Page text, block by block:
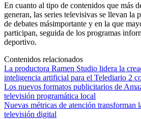
En cuanto al tipo de contenidos que más
generan, las series televisivas se llevan la
de debates másimportante y en la que
participan, seguida de los programas
deportivo.
Contenidos relacionados
La productora Ramen Studio lidera la
inteligencia artificial para el Telediario 2
Los nuevos formatos publicitarios de
televisión programática local
Nuevas métricas de atención transforman
televisión digital